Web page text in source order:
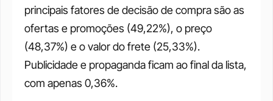
principais fatores de decisão de compra são as
ofertas e promoções (49,22%), o preço
(48,37%) e o valor do frete (25,33%).
Publicidade e propaganda ficam ao final da lista,
com apenas 0,36%.